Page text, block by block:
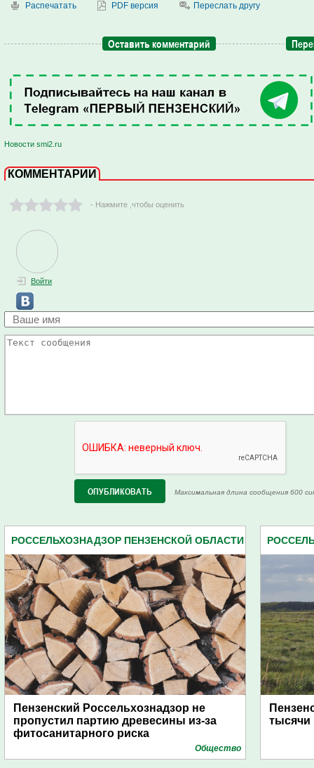
Распечатать PDF версия Переслать другу
Оставить комментарий
Новости smi2.ru
КОММЕНТАРИИ
- Нажмите ,чтобы оценить
Войти
Максимальная длина сообщения 600
РОССЕЛЬХОЗНАДЗОР ПЕНЗЕНСКОЙ ОБЛАСТИ
Пензенский Россельхознадзор не
пропустил партию древесины из-за
фитосанитарного риска
Общество
тысячи